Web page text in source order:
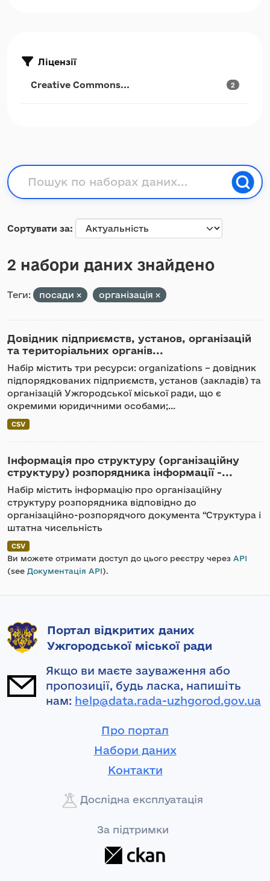
Ліцензії
Creative Commons... 2
Сортувати за
2 набори даних знайдено
Теги: посади організація
Довідник підприємств, установ, організацій
та територіальних органів...
Набір містить три ресурси: organizations – довідник
підпорядкованих підприємств, установ (закладів) та
організацій Ужгородської міської ради, що є
окремими юридичними особами;...
CSV
Інформація про структуру (організаційну
структуру) розпорядника інформації -...
Набір містить інформацію про організаційну
структуру розпорядника відповідно до
організаційно-розпорядчого документа “Структура і
штатна чисельність
CSV
Ви можете отримати доступ до цього реєстру через API
(see Документація API).
Портал відкритих даних
Ужгородської міської ради
Якщо ви маєте зауваження або
пропозиції, будь ласка, напишіть
нам: help@data.rada-uzhgorod.gov.ua
Про портал
Набори даних
Контакти
Дослідна експлуатація
За підтримки